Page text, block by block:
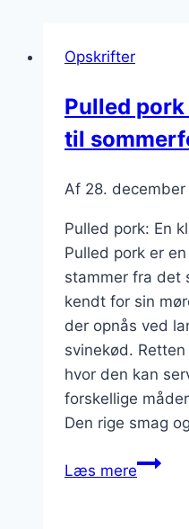
Opskrifter
Pulled
til
Af 28.
Pulled pork: En
Pulled pork er
stammer fra det
kendt for sin
der opnås ved
svinekød.
hvor den kan
forskellige
Den rige smag
Læs merePulled